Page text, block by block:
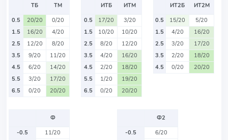
ТБ
ТМ
0.5
20/20
0/20
1.5
16/20
4/20
2.5
12/20
8/20
3.5
9/20
11/20
4.5
6/20
14/20
5.5
3/20
17/20
6.5
0/20 20/20
ИТБ
ИТМ
0.5
17/20
3/20
1.5
10/20
10/20
2.5
8/20
12/20
3.5
4/20
16/20
4.5
2/20
18/20
5.5
1/20
19/20
6.5
0/20 20/20
ИТ2Б
ИТ2М
0.5
15/20
5/20
1.5
4/20
16/20
2.5
3/20
17/20
3.5
2/20
18/20
4.5
0/20 20/20
Ф
-0.5
11/20
Ф2
-0.5
6/20